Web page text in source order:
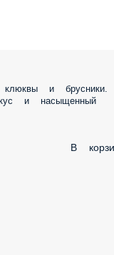
клюквы и брусники.
и насыщенный
В